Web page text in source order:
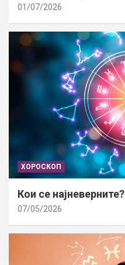
01/07/2026
ХОРОСКОП
Кои се најневерните?
07/05/2026